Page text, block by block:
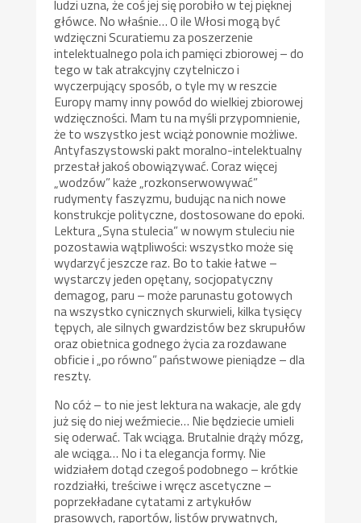
ludzi uzna, że coś jej się porobiło w tej pięknej
główce. No właśnie… O ile Włosi mogą być
wdzięczni Scuratiemu za poszerzenie
intelektualnego pola ich pamięci zbiorowej – do
tego w tak atrakcyjny czytelniczo i
wyczerpujący sposób, o tyle my w reszcie
Europy mamy inny powód do wielkiej zbiorowej
wdzięczności. Mam tu na myśli przypomnienie,
że to wszystko jest wciąż ponownie możliwe.
Antyfaszystowski pakt moralno-intelektualny
przestał jakoś obowiązywać. Coraz więcej
„wodzów” każe „rozkonserwowywać”
rudymenty faszyzmu, budując na nich nowe
konstrukcje polityczne, dostosowane do epoki.
Lektura „Syna stulecia” w nowym stuleciu nie
pozostawia wątpliwości: wszystko może się
wydarzyć jeszcze raz. Bo to takie łatwe –
wystarczy jeden opętany, socjopatyczny
demagog, paru – może parunastu gotowych
na wszystko cynicznych skurwieli, kilka tysięcy
tępych, ale silnych gwardzistów bez skrupułów
oraz obietnica godnego życia za rozdawane
obficie i „po równo” państwowe pieniądze – dla
reszty.
No cóż – to nie jest lektura na wakacje, ale gdy
już się do niej weźmiecie… Nie będziecie umieli
się oderwać. Tak wciąga. Brutalnie drąży mózg,
ale wciąga… No i ta elegancja formy. Nie
widziałem dotąd czegoś podobnego – krótkie
rozdziałki, treściwe i wręcz ascetyczne –
poprzekładane cytatami z artykułów
prasowych, raportów, listów prywatnych,